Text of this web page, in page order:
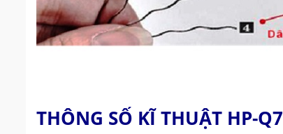
THÔNG SỐ KĨ THUẬT HP-Q7